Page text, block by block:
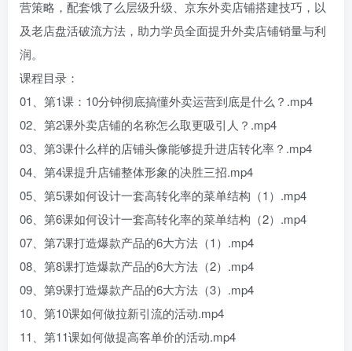
营策略，配套饿了么层级升级、京东外卖店铺搭建技巧，以
及老店盘活破流方法，助力学员全面提升外卖店铺销量与利
润。
课程目录：
01、第1课：10分钟彻底搞懂外卖运营到底是什么？.mp4
02、第2课外卖店铺的名称怎么取更吸引人？.mp4
03、第3课什么样的店铺头像能够提升进店转化率？.mp4
04、第4课提升店铺整体形象的决胜三招.mp4
05、第5课如何设计一套高转化率的菜单结构（1）.mp4
06、第6课如何设计一套高转化率的菜单结构（2）.mp4
07、第7课打造爆款产品的6大方法（1）.mp4
08、第8课打造爆款产品的6大方法（2）.mp4
09、第9课打造爆款产品的6大方法（3）.mp4
10、第10课如何做拉新引流的活动.mp4
11、第11课如何做提高客单价的活动.mp4